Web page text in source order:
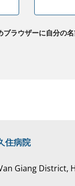
ラウザーに自分の
住病院
Giang District,